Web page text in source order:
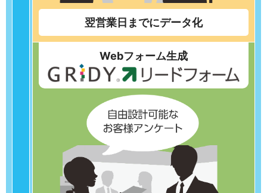
翌営業日までにデータ化
Webフォーム生成